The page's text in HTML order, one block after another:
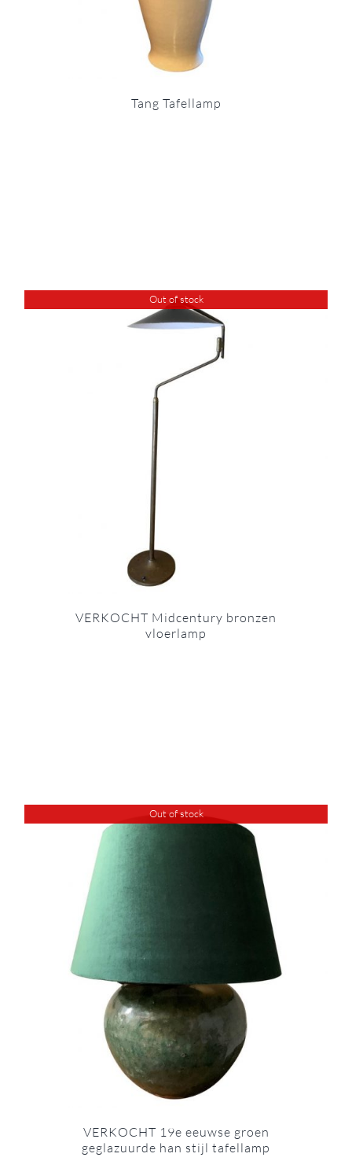
Tang Tafellamp
Out of stock
VERKOCHT Midcentury bronzen
vloerlamp
Out of stock
VERKOCHT 19e eeuwse groen
geglazuurde han stijl tafellamp